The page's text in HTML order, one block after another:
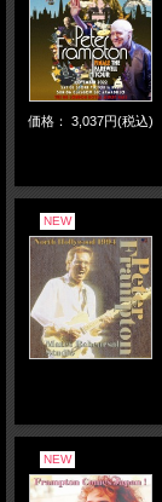
価格： 3,037円(税込)
NEW
NEW